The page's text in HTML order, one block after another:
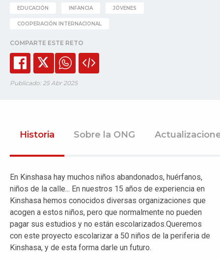
EDUCACIÓN INFANCIA JÓVENES
COOPERACIÓN INTERNACIONAL
COMPARTE ESTE RETO
Publicado: 25 Abr 2025
Historia Sobre la ONG
En Kinshasa hay muchos niños abandonados, huérfanos,
niños de la calle... En nuestros 15 años de experiencia en
Kinshasa hemos conocidos diversas organizaciones que
acogen a estos niños, pero que normalmente no pueden
pagar sus estudios y no están escolarizados.Queremos
con este proyecto escolarizar a 50 niños de la periferia de
Kinshasa, y de esta forma darle un futuro.